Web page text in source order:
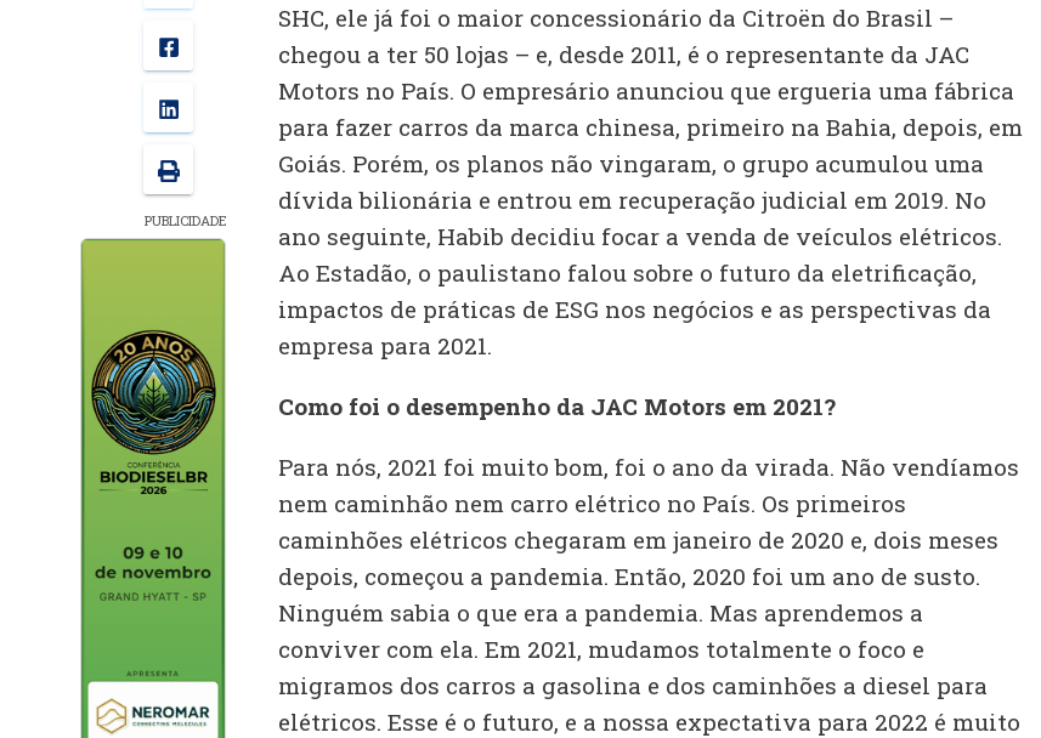
PUBLICIDADE
SHC, ele já foi o maior concessionário da Citroën do Brasil –
chegou a ter 50 lojas – e, desde 2011, é o representante da JAC
Motors no País. O empresário anunciou que ergueria uma fábrica
para fazer carros da marca chinesa, primeiro na Bahia, depois, em
Goiás. Porém, os planos não vingaram, o grupo acumulou uma
dívida bilionária e entrou em recuperação judicial em 2019. No
ano seguinte, Habib decidiu focar a venda de veículos elétricos.
Ao Estadão, o paulistano falou sobre o futuro da eletrificação,
impactos de práticas de ESG nos negócios e as perspectivas da
empresa para 2021.
Como foi o desempenho da JAC Motors em 2021?
Para nós, 2021 foi muito bom, foi o ano da virada. Não vendíamos
nem caminhão nem carro elétrico no País. Os primeiros
caminhões elétricos chegaram em janeiro de 2020 e, dois meses
depois, começou a pandemia. Então, 2020 foi um ano de susto.
Ninguém sabia o que era a pandemia. Mas aprendemos a
conviver com ela. Em 2021, mudamos totalmente o foco e
migramos dos carros a gasolina e dos caminhões a diesel para
elétricos. Esse é o futuro, e a nossa expectativa para 2022 é muito